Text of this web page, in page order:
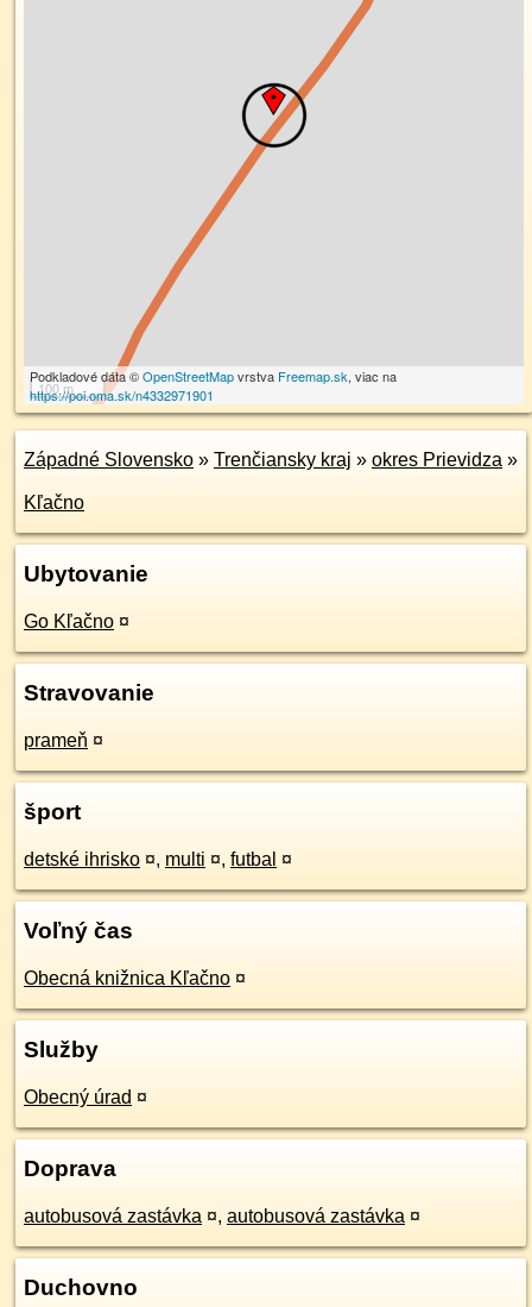
100 m
Podkladové dáta ©OpenStreetMapvrstva Freemap.sk, viac na
https://poi.oma.sk/n4332971901
Západné Slovensko » Trenčiansky kraj » okres Prievidza »
Kľačno
Ubytovanie
Go Kľačno ¤
Stravovanie
prameň ¤
šport
detské ihrisko ¤, multi ¤, futbal ¤
Voľný čas
Obecná knižnica Kľačno ¤
Služby
Obecný úrad ¤
Doprava
autobusová zastávka ¤, autobusová zastávka ¤
Duchovno